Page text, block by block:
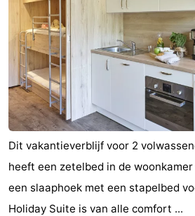
Dit vakantieverblijf voor 2
heeft een zetelbed in de
een slaaphoek met een stapelbed
Holiday Suite is van alle comfort ...